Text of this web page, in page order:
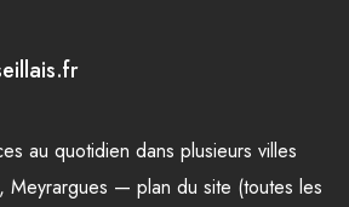
au quotidien dans plusieurs villes
, Meyrargues — plan du site (toutes les